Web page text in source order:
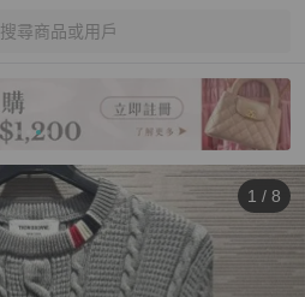
搜尋商品或用戶
1 / 8